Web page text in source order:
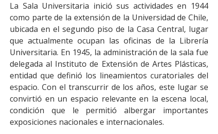
La Sala Universitaria inició sus actividades en 1944
como parte de la extensión de la Universidad de Chile,
ubicada en el segundo piso de la Casa Central, lugar
que actualmente ocupan las oficinas de la Librería
Universitaria. En 1945, la administración de la sala fue
delegada al Instituto de Extensión de Artes Plásticas,
entidad que definió los lineamientos curatoriales del
espacio. Con el transcurrir de los años, este lugar se
convirtió en un espacio relevante en la escena local,
condición que le permitió albergar importantes
exposiciones nacionales e internacionales.